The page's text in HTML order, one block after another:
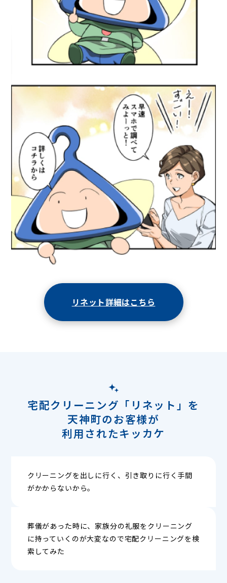
リネット詳細はこちら
宅配クリーニング「リネット」を
天神町のお客様が
利用されたキッカケ
クリーニングを出しに行く、引き取りに行く手間
がかからないから。
葬儀があった時に、家族分の礼服をクリーニング
に持っていくのが大変なので宅配クリーニングを検
索してみた